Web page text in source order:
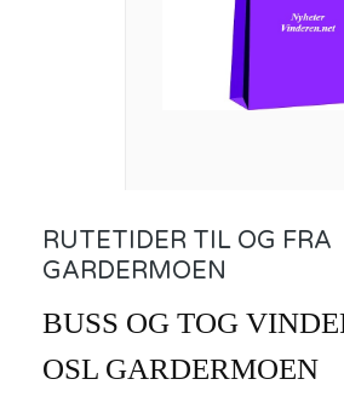
RUTETIDER TIL OG FRA
GARDERMOEN
BUSS OG TOG
OSL GARDERMOEN